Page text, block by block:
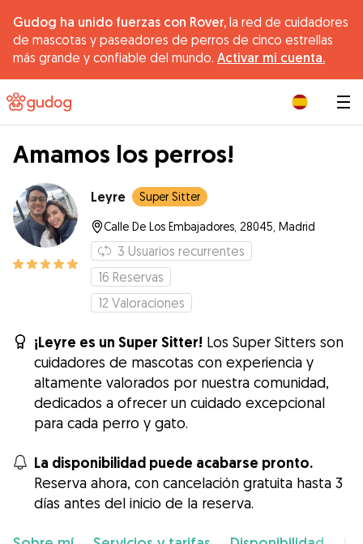
Gudog ha unido fuerzas con Rover, la red de cuidadores
de mascotas y paseadores de perros de cinco estrellas
más grande y confiable del mundo. Activar mi cuenta.
Amamos los perros!
Leyre Super Sitter
Calle De Los Embajadores, 28045, Madrid
3 Usuarios recurrentes
16 Reservas
12 Valoraciones
¡Leyre es un Super Sitter! Los Super Sitters son
cuidadores de mascotas con experiencia y
altamente valorados por nuestra comunidad,
dedicados a ofrecer un cuidado excepcional
para cada perro y gato.
La disponibilidad puede acabarse pronto.
Reserva ahora, con cancelación gratuita hasta 3
días antes del inicio de la reserva.